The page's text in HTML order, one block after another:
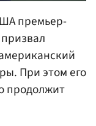
премьер-
При этом его
продолжит